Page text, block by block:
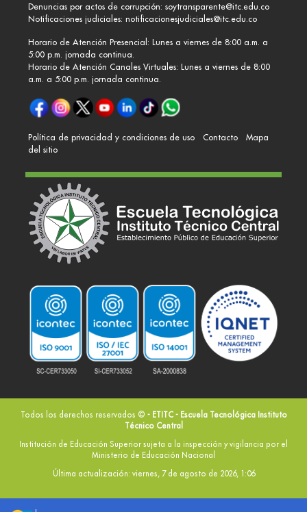
Denuncias por actos de corrupción: soytransparente@itc.edu.co
Notificaciones judiciales: notificacionesjudiciales@itc.edu.co
Horario de Atención Presencial: Lunes a viernes de 8:00 a.m. a
5:00 p.m. jornada continua.
Horario de Atención Canales Virtuales: Lunes a viernes de 8:00
a.m. a 5:00 p.m. jornada continua.
Política de privacidad y condiciones de uso Contacto
Mapa
del sitio
Todos los derechos reservados © - ETITC - Escuela Tecnológica Instituto
Técnico Central
Institución de Educación Superior sujeta a la inspección y vigilancia por el
Ministerio de Educación Nacional
Última actualización: viernes, 7 de agosto de 2026, 1:06